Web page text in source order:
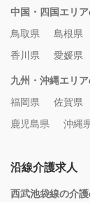
中国・四国エリ
鳥取県
島根県
香川県
愛媛県
九州・沖縄エリ
福岡県
佐賀県
鹿児島県
沖縄
沿線介護求人
西武池袋線の介